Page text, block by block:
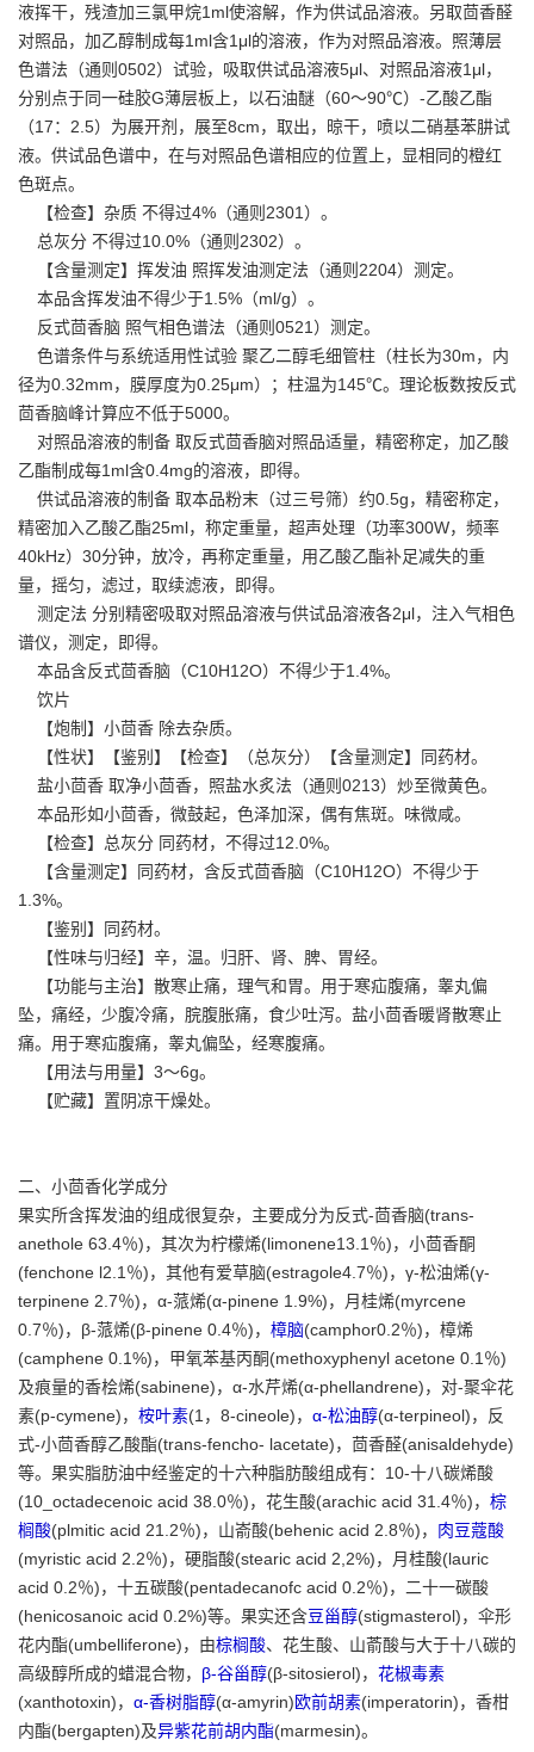
液挥干，残渣加三氯甲烷1ml使溶解，作为供试品溶液。另取茴香醛
对照品，加乙醇制成每1ml含1μl的溶液，作为对照品溶液。照薄层
色谱法（通则0502）试验，吸取供试品溶液5μl、对照品溶液1μl，
分别点于同一硅胶G薄层板上，以石油醚（60～90℃）-乙酸乙酯
（17：2.5）为展开剂，展至8cm，取出，晾干，喷以二硝基苯肼试
液。供试品色谱中，在与对照品色谱相应的位置上，显相同的橙红
色斑点。
【检查】杂质 不得过4%（通则2301）。
总灰分 不得过10.0%（通则2302）。
【含量测定】挥发油 照挥发油测定法（通则2204）测定。
本品含挥发油不得少于1.5%（ml/g）。
反式茴香脑 照气相色谱法（通则0521）测定。
色谱条件与系统适用性试验 聚乙二醇毛细管柱（柱长为30m，内
径为0.32mm，膜厚度为0.25μm）；柱温为145℃。理论板数按反式
茴香脑峰计算应不低于5000。
对照品溶液的制备 取反式茴香脑对照品适量，精密称定，加乙酸
乙酯制成每1ml含0.4mg的溶液，即得。
供试品溶液的制备 取本品粉末（过三号筛）约0.5g，精密称定，
精密加入乙酸乙酯25ml，称定重量，超声处理（功率300W，频率
40kHz）30分钟，放冷，再称定重量，用乙酸乙酯补足减失的重
量，摇匀，滤过，取续滤液，即得。
测定法 分别精密吸取对照品溶液与供试品溶液各2μl，注入气相色
谱仪，测定，即得。
本品含反式茴香脑（C10H12O）不得少于1.4%。
饮片
【炮制】小茴香 除去杂质。
【性状】【鉴别】【检查】（总灰分）【含量测定】同药材。
盐小茴香 取净小茴香，照盐水炙法（通则0213）炒至微黄色。
本品形如小茴香，微鼓起，色泽加深，偶有焦斑。味微咸。
【检查】总灰分 同药材，不得过12.0%。
【含量测定】同药材，含反式茴香脑（C10H12O）不得少于
1.3%。
【鉴别】同药材。
【性味与归经】辛，温。归肝、肾、脾、胃经。
【功能与主治】散寒止痛，理气和胃。用于寒疝腹痛，睾丸偏
坠，痛经，少腹冷痛，脘腹胀痛，食少吐泻。盐小茴香暖肾散寒止
痛。用于寒疝腹痛，睾丸偏坠，经寒腹痛。
【用法与用量】3～6g。
【贮藏】置阴凉干燥处。
二、小茴香化学成分
果实所含挥发油的组成很复杂，主要成分为反式-茴香脑(trans-
anethole 63.4％)，其次为柠檬烯(limonene13.1％)，小茴香酮
(fenchone l2.1％)，其他有爱草脑(estragole4.7％)，γ-松油烯(γ-
terpinene 2.7％)，α-蒎烯(α-pinene 1.9%)，月桂烯(myrcene
0.7％)，β-蒎烯(β-pinene 0.4％)， 樟脑(camphor0.2％)，樟烯
(camphene 0.1%)，甲氧苯基丙酮(methoxyphenyl acetone 0.1％)
及痕量的香桧烯(sabinene)，α-水芹烯(α-phellandrene)，对-聚伞花
素(p-cymene)， 桉叶素(1，8-cineole)， α-松油醇(α-terpineol)，反
式-小茴香醇乙酸酯(trans-fencho- lacetate)，茴香醛(anisaldehyde)
等。果实脂肪油中经鉴定的十六种脂肪酸组成有：10-十八碳烯酸
(10_octadecenoic acid 38.0％)，花生酸(arachic acid 31.4％)， 棕
榈酸(plmitic acid 21.2％)，山嵛酸(behenic acid 2.8％)， 肉豆蔻酸
(myristic acid 2.2％)，硬脂酸(stearic acid 2,2%)，月桂酸(lauric
acid 0.2％)，十五碳酸(pentadecanofc acid 0.2％)，二十一碳酸
(henicosanoic acid 0.2%)等。果实还含豆甾醇(stigmasterol)，伞形
花内酯(umbelliferone)，由棕榈酸、花生酸、山萮酸与大于十八碳的
高级醇所成的蜡混合物， β-谷甾醇(β-sitosierol)， 花椒毒素
(xanthotoxin)， α-香树脂醇(α-amyrin)欧前胡素(imperatorin)，香柑
内酯(bergapten)及异紫花前胡内酯(marmesin)。